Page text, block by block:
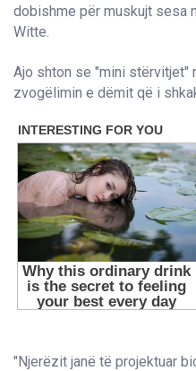
dobishme për muskujt sesa
Witte.
Ajo shton se "mini stërvitjet"
zvogëlimin e dëmit që i
"Njerëzit janë të projektuar